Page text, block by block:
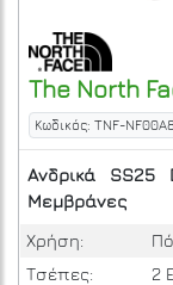
The North
Κωδικός: TNF-
Ανδρικά SS25
Μεμβράνες
Χρήση:
Τσέπες:
2